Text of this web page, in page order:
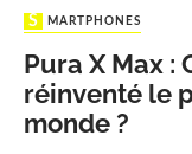
SMARTPHONES
Pura X Max :
réinventé le
monde ?